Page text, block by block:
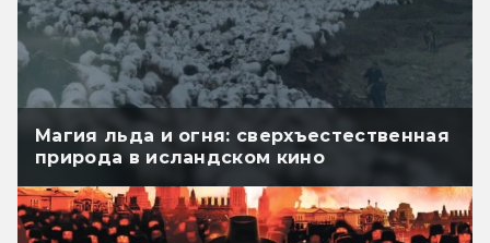
Магия льда и огня: сверхъестественная
природа в исландском кино